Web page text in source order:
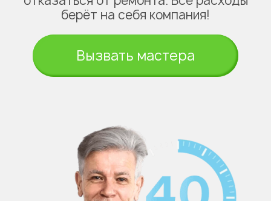
берёт на себя компания!
Вызвать мастера